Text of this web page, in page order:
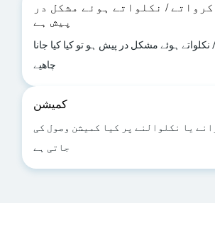
/ نکلواتے ہوئے مشکل در
پیش ہے
ہوئے مشکل در پیش ہو تو کیا کیا جانا
چاھیے
کمیشن
یا نکلوالنے پر کیا کمیشن وصول کی
جاتی ہے